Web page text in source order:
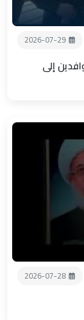
2026-07-29
إلى
2026-07-28